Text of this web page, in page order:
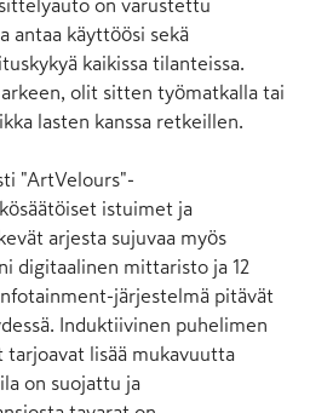
on varustettu
antaa käyttöösi sekä
kaikissa tilanteissa.
olit sitten työmatkalla tai
lasten kanssa retkeillen.
"ArtVelours"-
istuimet ja
arjesta sujuvaa myös
digitaalinen mittaristo ja 12
järjestelmä pitävät
Induktiivinen puhelimen
tarjoavat lisää mukavuutta
on suojattu ja